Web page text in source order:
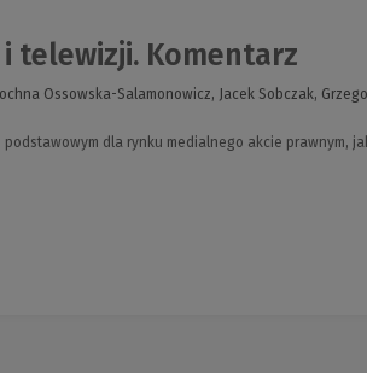
telewizji. Komentarz
Ossowska-Salamonowicz, Jacek Sobczak,
dla rynku medialnego akcie prawnym,